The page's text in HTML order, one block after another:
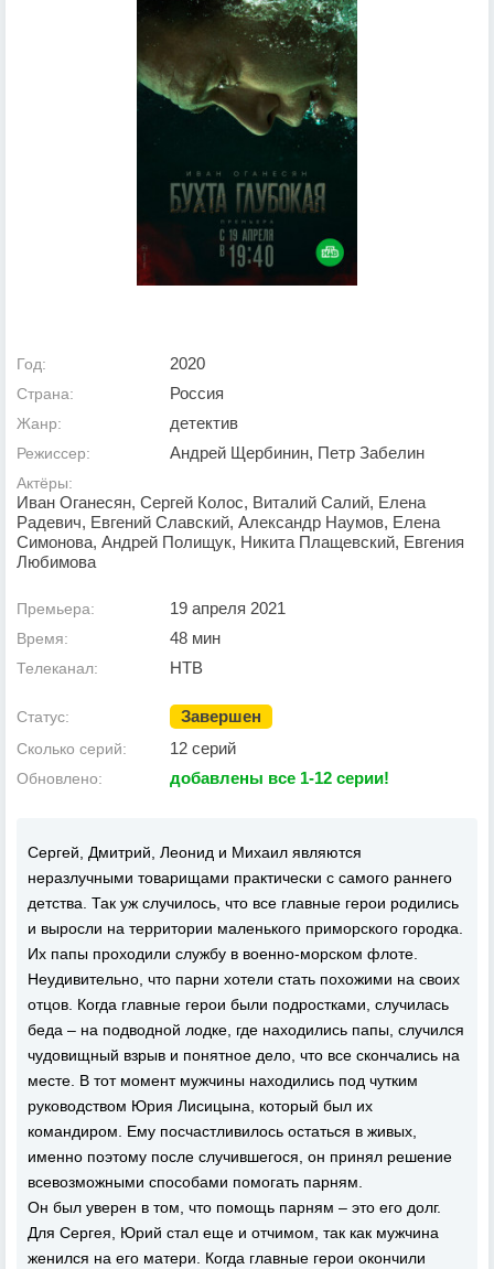
Год: 2020
Страна: Россия
Жанр: детектив
Режиссер: Андрей Щербинин, Петр Забелин
Актёры:
Иван Оганесян, Сергей Колос, Виталий Салий, Елена
Радевич, Евгений Славский, Александр Наумов, Елена
Симонова, Андрей Полищук, Никита Плащевский, Евгения
Любимова
Премьера: 19 апреля 2021
Время: 48 мин
Телеканал: НТВ
Статус: Завершен
Сколько серий: 12 серий
Обновлено: добавлены все 1-12 серии!
Сергей, Дмитрий, Леонид и Михаил являются
неразлучными товарищами практически с самого раннего
детства. Так уж случилось, что все главные герои родились
и выросли на территории маленького приморского городка.
Их папы проходили службу в военно-морском флоте.
Неудивительно, что парни хотели стать похожими на своих
отцов. Когда главные герои были подростками, случилась
беда – на подводной лодке, где находились папы, случился
чудовищный взрыв и понятное дело, что все скончались на
месте. В тот момент мужчины находились под чутким
руководством Юрия Лисицына, который был их
командиром. Ему посчастливилось остаться в живых,
именно поэтому после случившегося, он принял решение
всевозможными способами помогать парням.
Он был уверен в том, что помощь парням – это его долг.
Для Сергея, Юрий стал еще и отчимом, так как мужчина
женился на его матери. Когда главные герои окончили